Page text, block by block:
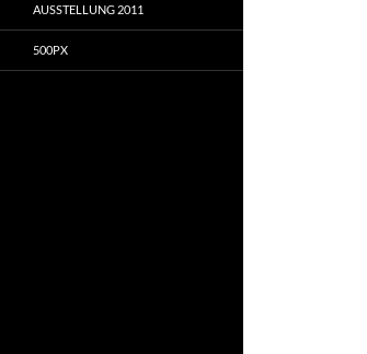
AUSSTELLUNG 2011
500PX